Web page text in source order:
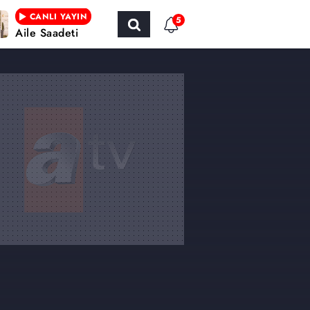
CANLI YAYIN
Aile Saadeti
5